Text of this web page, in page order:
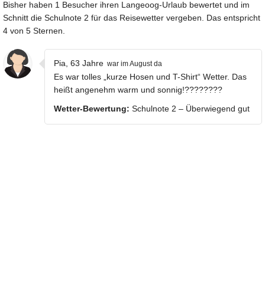
Bisher haben 1 Besucher ihren Langeoog-Urlaub bewertet und im
Schnitt die Schulnote 2 für das Reisewetter vergeben. Das entspricht
4 von 5 Sternen.
Pia, 63 Jahre war im August da
Es war tolles „kurze Hosen und T-Shirt“ Wetter. Das
heißt angenehm warm und sonnig!????????
Wetter-Bewertung: Schulnote 2 – Überwiegend gut